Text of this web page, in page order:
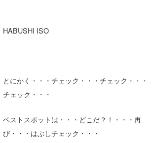
HABUSHI ISO
とにかく・・・チェック・・・チェック・・・
チェック・・・
ベストスポットは・・・どこだ？！・・・再
び・・・はぶしチェック・・・